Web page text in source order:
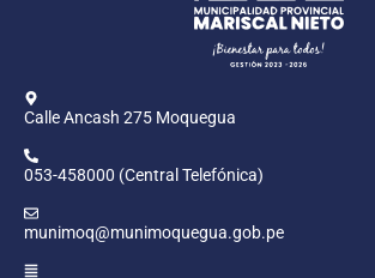
Calle Ancash 275 Moquegua
053-458000 (Central Telefónica)
munimoq@munimoquegua.gob.pe